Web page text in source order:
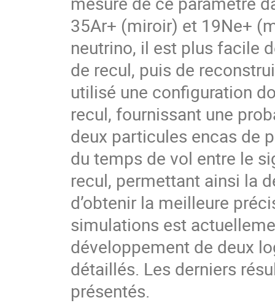
35Ar+ (miroir) et 19Ne+
neutrino, il est plus facile
de recul, puis de
utilisé une configuration
recul, fournissant une
deux particules encas de
du temps de vol entre le
recul, permettant ainsi la
d’obtenir la meilleure
simulations est
développement de deux
détaillés. Les derniers
présentés.